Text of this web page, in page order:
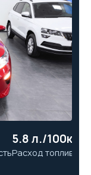
5.8 л./100км
Расход топлива